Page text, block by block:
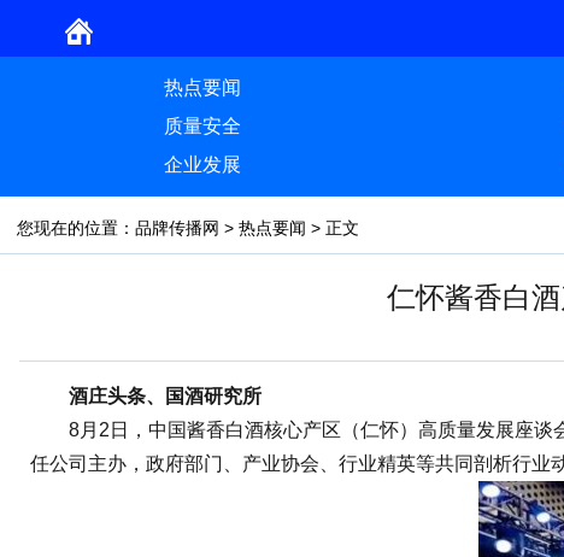
热点要闻
质量安全
企业发展
您现在的位置： 品牌传播网 > 热点要闻 > 正文
仁怀酱香白
酒庄头条、国酒研究所
8月2日，中国酱香白酒核心产区（仁怀）高质量发展座谈
任公司主办，政府部门、产业协会、行业精英等共同剖析行业